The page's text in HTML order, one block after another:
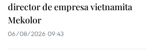
director de empresa vietnamita
Mekolor
06/08/2026 09:43